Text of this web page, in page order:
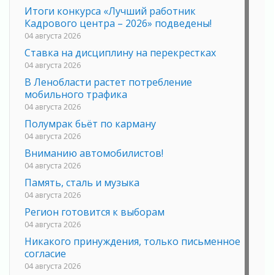
Итоги конкурса «Лучший работник
Кадрового центра – 2026» подведены!
04 августа 2026
Ставка на дисциплину на перекрестках
04 августа 2026
В Ленобласти растет потребление
мобильного трафика
04 августа 2026
Полумрак бьёт по карману
04 августа 2026
Вниманию автомобилистов!
04 августа 2026
Память, сталь и музыка
04 августа 2026
Регион готовится к выборам
04 августа 2026
Никакого принуждения, только письменное
согласие
04 августа 2026